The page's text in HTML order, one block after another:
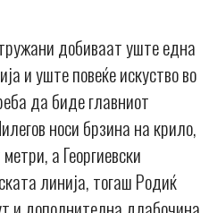
добиваат уште една
и уште повеќе искуство во
да биде главниот
носи брзина на крило,
а Георгиевски
линија, тогаш Родиќ